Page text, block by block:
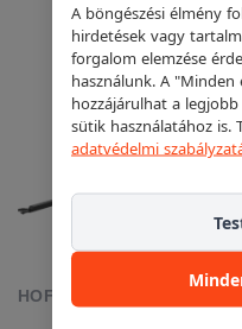
HOFMANN
A böngészési élmény
hirdetések vagy
forgalom elemzése
használunk. A
hozzájárulhat a
sütik használatához is.
adatvédelmi